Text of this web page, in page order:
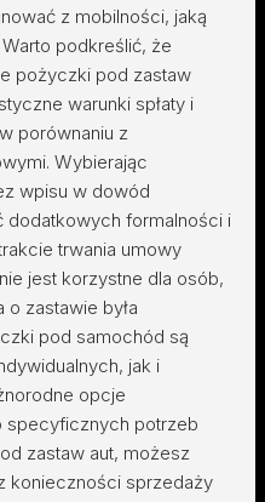
z mobilności, jaką
podkreślić, że
pożyczki pod zastaw
warunki spłaty i
porównaniu z
Wybierając
wpisu w dowód
dodatkowych formalności i
trwania umowy
jest korzystne dla osób,
zastawie była
pod samochód są
jak i
opcje
specyficznych potrzeb
zastaw aut, możesz
konieczności sprzedaży